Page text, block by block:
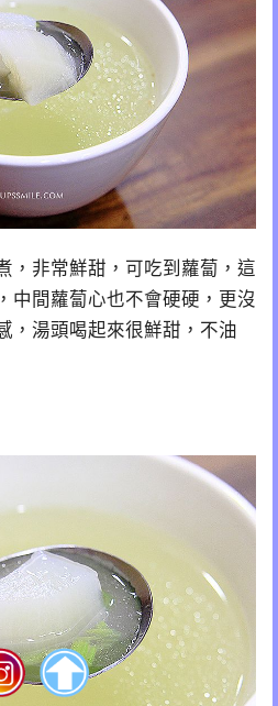
，非常鮮甜，可吃到蘿蔔，這
中間蘿蔔心也不會硬硬，更沒
，湯頭喝起來很鮮甜，不油